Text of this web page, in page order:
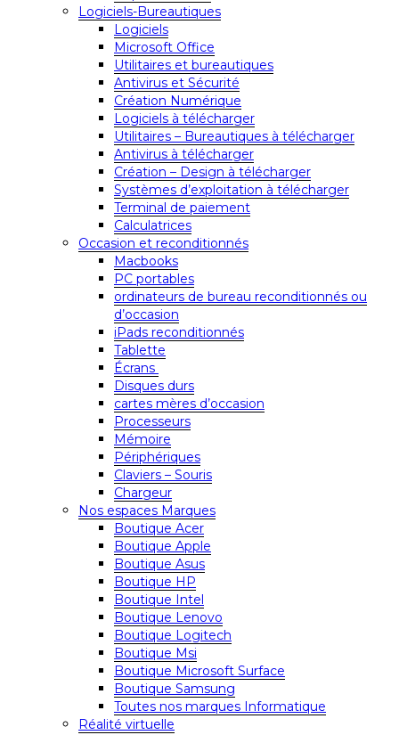
Logiciels-Bureautiques
Logiciels
Microsoft Office
Utilitaires et bureautiques
Antivirus et Sécurité
Création Numérique
Logiciels à télécharger
Utilitaires – Bureautiques à télécharger
Antivirus à télécharger
Création – Design à télécharger
Systèmes d’exploitation à télécharger
Terminal de paiement
Calculatrices
Occasion et reconditionnés
Macbooks
PC portables
ordinateurs de bureau reconditionnés ou
d’occasion
iPads reconditionnés
Tablette
Écrans
Disques durs
cartes mères d’occasion
Processeurs
Mémoire
Périphériques
Claviers – Souris
Chargeur
Nos espaces Marques
Boutique Acer
Boutique Apple
Boutique Asus
Boutique HP
Boutique Intel
Boutique Lenovo
Boutique Logitech
Boutique Msi
Boutique Microsoft Surface
Boutique Samsung
Toutes nos marques Informatique
Réalité virtuelle